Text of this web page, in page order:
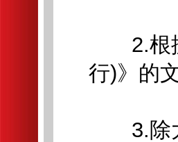
2.根据
行)》的
3.除大